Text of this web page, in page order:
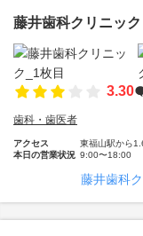
藤井歯科クリニック
3.30
歯科・歯医者
アクセス
東福山駅から
本日の営業状況 9:00〜18:00
藤井歯科